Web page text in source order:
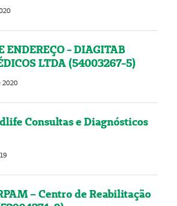
ENDEREÇO - DIAGITAB
LTDA (54003267-5)
2020
Consultas e Diagnósticos
– Centro de Reabilitação